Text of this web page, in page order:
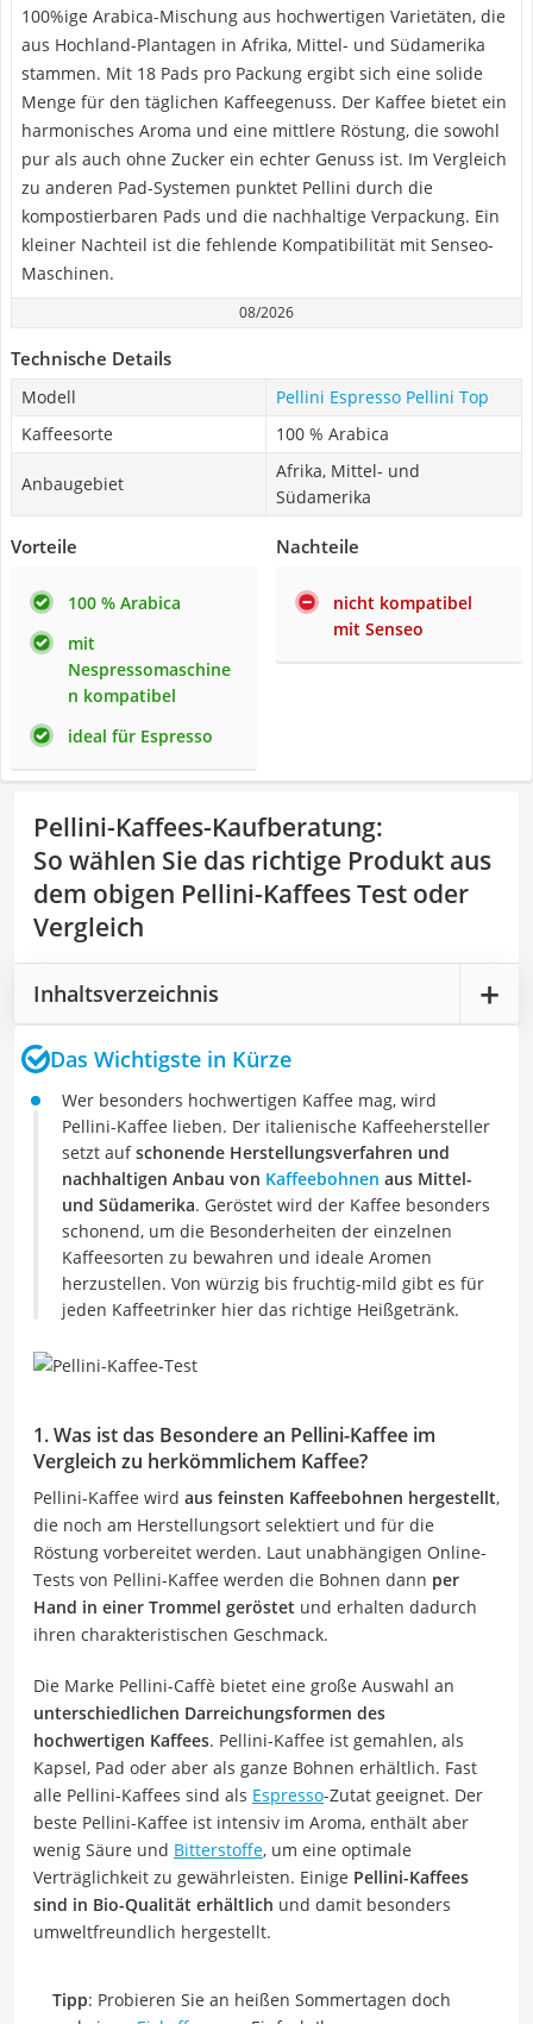
100%ige Arabica-Mischung aus hochwertigen Varietäten, die
aus Hochland-Plantagen in Afrika, Mittel- und Südamerika
stammen. Mit 18 Pads pro Packung ergibt sich eine solide
Menge für den täglichen Kaffeegenuss. Der Kaffee bietet ein
harmonisches Aroma und eine mittlere Röstung, die sowohl
pur als auch ohne Zucker ein echter Genuss ist. Im Vergleich
zu anderen Pad-Systemen punktet Pellini durch die
kompostierbaren Pads und die nachhaltige Verpackung. Ein
kleiner Nachteil ist die fehlende Kompatibilität mit Senseo-
Maschinen.
08/2026
Technische Details
Modell
Pellini Espresso Pellini Top
Kaffeesorte
100 % Arabica
Anbaugebiet
Afrika, Mittel- und
Südamerika
Vorteile
100 % Arabica
mit
Nespressomaschine
n kompatibel
ideal für Espresso
Nachteile
nicht kompatibel
mit Senseo
Pellini-Kaffees-Kaufberatung:
So wählen Sie das richtige Produkt aus
dem obigen Pellini-Kaffees Test oder
Vergleich
Inhaltsverzeichnis
Das Wichtigste in Kürze
Wer besonders hochwertigen Kaffee mag, wird
Pellini-Kaffee lieben. Der italienische Kaffeehersteller
setzt aufschonende Herstellungsverfahren und
nachhaltigen Anbau von Kaffeebohnen aus Mittel-
und Südamerika. Geröstet wird der Kaffee besonders
schonend, um die Besonderheiten der einzelnen
Kaffeesorten zu bewahren und ideale Aromen
herzustellen. Von würzig bis fruchtig-mild gibt es für
jeden Kaffeetrinker hier das richtige Heißgetränk.
1. Was ist das Besondere an Pellini-Kaffee im
Vergleich zu herkömmlichem Kaffee?
Pellini-Kaffee wird aus feinsten Kaffeebohnen hergestellt,
die noch am Herstellungsort selektiert und für die
Röstung vorbereitet werden. Laut unabhängigen Online-
Tests von Pellini-Kaffee werden die Bohnen dann per
Hand in einer Trommel geröstet und erhalten dadurch
ihren charakteristischen Geschmack.
Die Marke Pellini-Caffè bietet eine große Auswahl an
unterschiedlichen Darreichungsformen des
hochwertigen Kaffees. Pellini-Kaffee ist gemahlen, als
Kapsel, Pad oder aber als ganze Bohnen erhältlich. Fast
alle Pellini-Kaffees sind als Espresso-Zutat geeignet. Der
beste Pellini-Kaffee ist intensiv im Aroma, enthält aber
wenig Säure und Bitterstoffe, um eine optimale
Verträglichkeit zu gewährleisten. Einige Pellini-Kaffees
sind in Bio-Qualität erhältlich und damit besonders
umweltfreundlich hergestellt.
Tipp: Probieren Sie an heißen Sommertagen doch